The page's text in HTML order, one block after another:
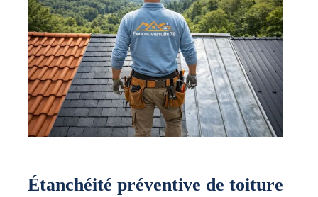
Étanchéité préventive de toiture